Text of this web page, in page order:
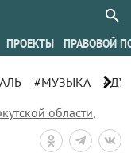
ПРОЕКТЫ ПРАВОВОЙ
#МУЗЫКА chevron_right
области,